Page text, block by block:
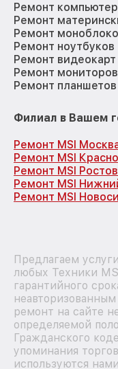
Ремонт
Ремонт
Ремонт
Ремонт ноутбуков
Ремонт видеокарт
Ремонт мониторов
Ремонт планшетов
Филиал в Вашем
Ремонт MSI
Ремонт MSI
Ремонт MSI
Ремонт MSI
Ремонт MSI
Предлагаем
любых Техники
гарантийного
ремонт на сайте
определяемой
Гражданского
упоминания
используются